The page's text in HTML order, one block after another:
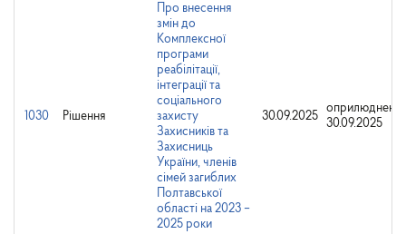
1030 Рішення
Про внесення
змін до
Комплексної
програми
реабілітації,
інтеграції та
соціального
захисту
Захисників та
Захисниць
України, членів
сімей загиблих
Полтавської
області на 2023 –
2025 роки
30.09.2025
оприлюднено:
30.09.2025